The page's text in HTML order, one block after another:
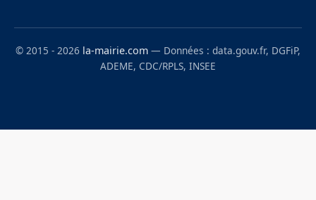
© 2015 - 2026 la-mairie.com — Données : data.gouv.fr, DGFiP,
ADEME, CDC/RPLS, INSEE